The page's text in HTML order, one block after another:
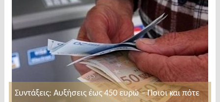
Συντάξεις: Αυξήσεις έως 450 ευρώ – Ποιοι και πότε